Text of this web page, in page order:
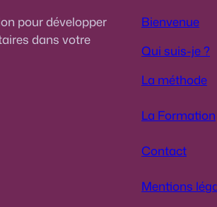
pour développer
dans votre
Bienvenue
Qui suis-je ?
La méthode
La Formation
Contact
Mentions